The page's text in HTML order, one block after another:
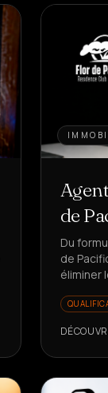
de
Du
de
éliminer